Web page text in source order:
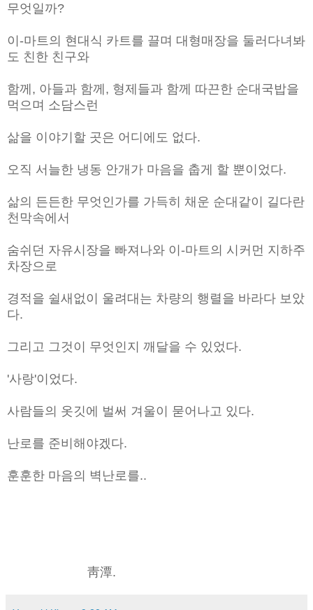
무엇일까?
이-마트의 현대식 카트를 끌며 대형매장을 둘러다녀봐
도 친한 친구와
함께, 아들과 함께, 형제들과 함께 따끈한 순대국밥을
먹으며 소담스런
삶을 이야기할 곳은 어디에도 없다.
오직 서늘한 냉동 안개가 마음을 춥게 할 뿐이었다.
삶의 든든한 무엇인가를 가득히 채운 순대같이 길다란
천막속에서
숨쉬던 자유시장을 빠져나와 이-마트의 시커먼 지하주
차장으로
경적을 쉴새없이 울려대는 차량의 행렬을 바라다 보았
다.
그리고 그것이 무엇인지 깨달을 수 있었다.
'사랑'이었다.
사람들의 옷깃에 벌써 겨울이 묻어나고 있다.
난로를 준비해야겠다.
훈훈한 마음의 벽난로를..
靑潭.